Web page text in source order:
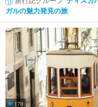
ガルの魅力発見の旅
170